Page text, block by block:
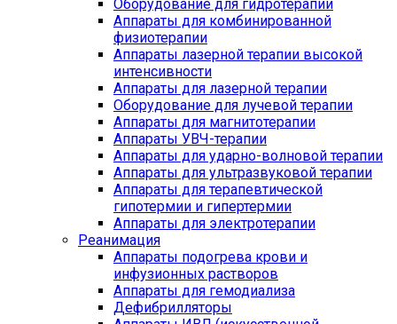
Оборудование для гидротерапии
Аппараты для комбинированной
физиотерапии
Аппараты лазерной терапии высокой
интенсивности
Аппараты для лазерной терапии
Оборудование для лучевой терапии
Аппараты для магнитотерапии
Аппараты УВЧ-терапии
Аппараты для ударно-волновой терапии
Аппараты для ультразвуковой терапии
Аппараты для терапевтической
гипотермии и гипертермии
Аппараты для электротерапии
Реанимация
Аппараты подогрева крови и
инфузионных растворов
Аппараты для гемодиализа
Дефибрилляторы